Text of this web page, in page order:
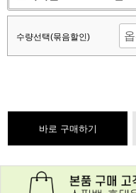
수량선택(묶음할인)
바로 구매하기